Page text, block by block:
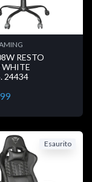
RESTO
WHITE
24434
Esaurito